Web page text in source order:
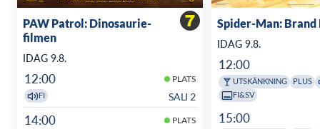
PAW Patrol: Dinosaurie-
filmen
IDAG 9.8.
12:00 PLATS
FI SALI 2
14:00 PLATS
Spider-Man: Brand
IDAG 9.8.
12:00
UTSKÄNKNING
PLUS
FI&SV
15:00